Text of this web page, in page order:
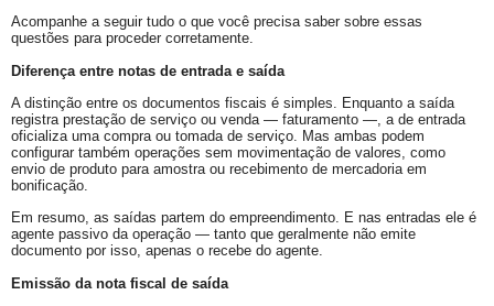
Acompanhe a seguir tudo o que você precisa saber sobre essas
questões para proceder corretamente.
Diferença entre notas de entrada e saída
A distinção entre os documentos fiscais é simples. Enquanto a saída
registra prestação de serviço ou venda — faturamento —, a de entrada
oficializa uma compra ou tomada de serviço. Mas ambas podem
configurar também operações sem movimentação de valores, como
envio de produto para amostra ou recebimento de mercadoria em
bonificação.
Em resumo, as saídas partem do empreendimento. E nas entradas ele é
agente passivo da operação — tanto que geralmente não emite
documento por isso, apenas o recebe do agente.
Emissão da nota fiscal de saída